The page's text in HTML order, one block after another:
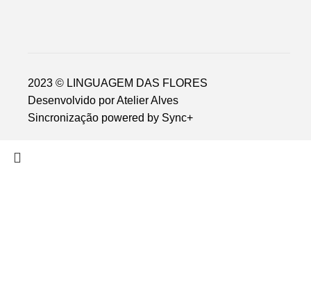
2023 © LINGUAGEM DAS FLORES
Desenvolvido porAtelier Alves
Sincronização powered by Sync+